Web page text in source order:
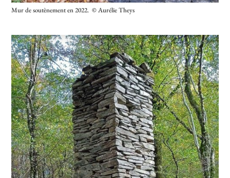
Mur de soutènement en 2022. © Aurélie Theys